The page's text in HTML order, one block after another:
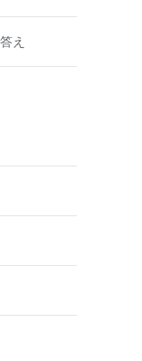
え